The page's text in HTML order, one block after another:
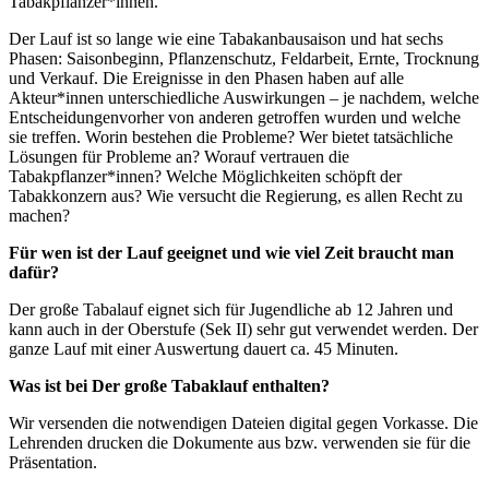
Der Lauf ist so lange wie eine Tabakanbausaison und hat sechs
Phasen: Saisonbeginn, Pflanzenschutz, Feldarbeit, Ernte, Trocknung
und Verkauf. Die Ereignisse in den Phasen haben auf alle
Akteur*innen unterschiedliche Auswirkungen – je nachdem, welche
Entscheidungenvorher von anderen getroffen wurden und welche
sie treffen. Worin bestehen die Probleme? Wer bietet tatsächliche
Lösungen für Probleme an? Worauf vertrauen die
Tabakpflanzer*innen? Welche Möglichkeiten schöpft der
Tabakkonzern aus? Wie versucht die Regierung, es allen Recht zu
machen?
Für wen ist der Lauf geeignet und wie viel Zeit braucht man
dafür?
Der große Tabalauf eignet sich für Jugendliche ab 12 Jahren und
kann auch in der Oberstufe (Sek II) sehr gut verwendet werden. Der
ganze Lauf mit einer Auswertung dauert ca. 45 Minuten.
Was ist bei Der große Tabaklauf enthalten?
Wir versenden die notwendigen Dateien digital gegen Vorkasse. Die
Lehrenden drucken die Dokumente aus bzw. verwenden sie für die
Präsentation.